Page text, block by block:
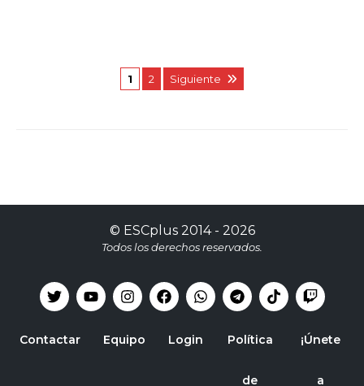
1 2 Siguiente
© ESCplus2014 - 2026
Todos los derechos reservados.
Contactar Equipo Login Política
de
¡Únete
a